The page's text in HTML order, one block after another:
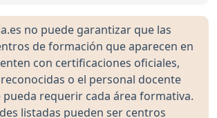
no puede garantizar que las
de formación que aparecen en
con certificaciones oficiales,
o el personal docente
requerir cada área formativa.
listadas pueden ser centros